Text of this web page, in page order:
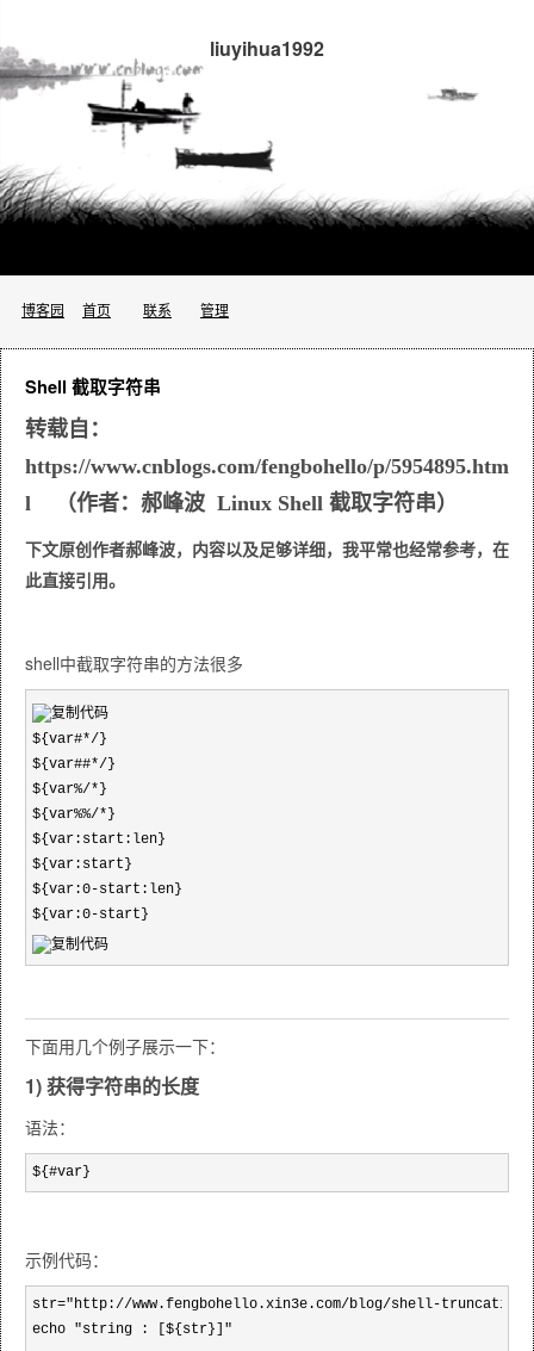
liuyihua1992
博客园 首页 联系 管理
Shell 截取字符串
转载自：
https://www.cnblogs.com/fengbohello/p/5954895.htm
l （作者：郝峰波 Linux Shell 截取字符串）
下文原创作者郝峰波，内容以及足够详细，我平常也经常参考，在
此直接引用。
shell中截取字符串的方法很多
${var#*/}
${var##*/}
${var%/*}
${var%%/*}
${var:start:len}
${var:start}
${var:0-start:len}
${var:0-start}
下面用几个例子展示一下：
1) 获得字符串的长度
语法：
${#var}
示例代码：
str="http://www.fengbohello.xin3e.com/blog/shell-
echo "string : [${str}]"